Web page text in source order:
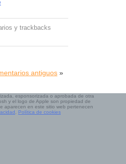
y trackbacks
antiguos »
esponsorizada o aprobada de otra
y el logo de Apple son propiedad de
aparecen en este sitio web pertenecen
Política de cookies